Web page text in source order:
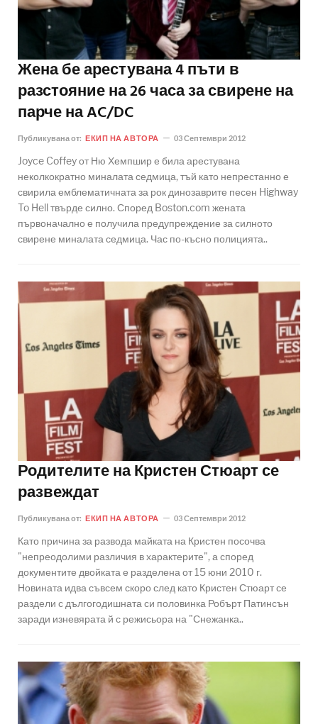
Жена бе арестувана 4 пъти в
разстояние на 26 часа за свирене на
парче на AC/DC
Публикувана от: ЕКИП НА АВТОРА 03 Септември 2012
Joyce Coffey от Ню Хемпшир е била арестувана
неколкократно миналата седмица, тъй като непрестанно е
свирила емблематичната за рок динозаврите песен Highway
To Hell твърде силно. Според Boston.com жената
първоначално е получила предупреждение за силното
свирене миналата седмица. Час по-късно полицията..
Родителите на Кристен Стюарт се
развеждат
Публикувана от: ЕКИП НА АВТОРА 03 Септември 2012
Като причина за развода майката на Кристен посочва
"непреодолими различия в характерите", а според
документите двойката е разделена от 15 юни 2010 г.
Новината идва съвсем скоро след като Кристен Стюарт се
раздели с дългогодишната си половинка Робърт Патинсън
заради изневярата й с режисьора на "Снежанка..